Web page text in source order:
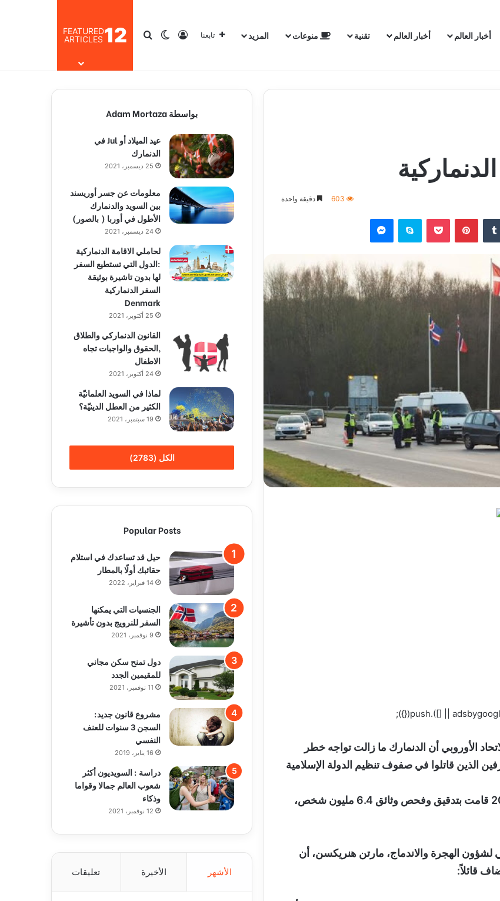
أخبار العالم أخبار العالم تقنية منوعات المزيد تابعنا تسجيل الدخول
الوضع المظلم
بحث عن12
FEATURED
ARTICLES
603 دقيقة واحدة
بينتيريست سكايب
الأوروبي أن الدنمارك ما زالت تواجه خطر
الذين قاتلوا في صفوف تنظيم الدولة الإسلامية
ومنذ أن أقرت الدنمارك مراقبة حدودها في العام 2016 قامت بتدقيق وفحص وثائق 6.4 مليون شخص،
الهجرة والاندماج، مارتن هنريكسن، أن
قائلاً:
بواسطة Adam Mortaza
عيد الميلاد أو Jul في
الدنمارك
25 ديسمبر، 2021
معلومات عن جسر أوريسند
بين السويد والدنمارك
الأطول في أوربا ( بالصور)
24 ديسمبر، 2021
لحاملي الاقامة الدنماركية
:الدول التي تستطيع السفر
لها بدون تاشيرة بوثيقة
السفر الدنماركية
Denmark
25 أكتوبر، 2021
القانون الدنماركي والطلاق
,الحقوق والواجبات تجاه
الاطفال
24 أكتوبر، 2021
لماذا في السويد العلمانيّة
الكثير من العطل الدينيّة؟
19 سبتمبر، 2021
الكل (2783)
Popular Posts
حيل قد تساعدك في استلام
حقائبك أولًا بالمطار
14 فبراير، 2022
الجنسيات التي يمكنها
السفر للنرويج بدون تأشيرة
9 نوفمبر، 2021
دول تمنح سكن مجاني
للمقيمين الجدد
11 نوفمبر، 2021
مشروع قانون جديد:
السجن 3 سنوات للعنف
النفسي
16 يناير، 2019
دراسة : السويديون أكثر
شعوب العالم جمالا وقواما
وذكاء
12 نوفمبر، 2021
الأشهر الأخيرة تعليقات